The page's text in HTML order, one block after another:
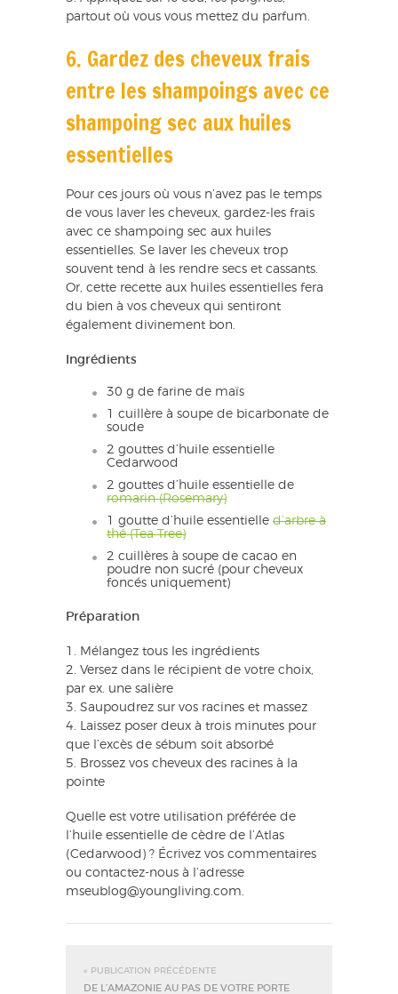
partout où vous vous mettez du parfum.
6. Gardez des cheveux frais
entre les shampoings avec ce
shampoing sec aux huiles
essentielles
Pour ces jours où vous n’avez pas le temps
de vous laver les cheveux, gardez-les frais
avec ce shampoing sec aux huiles
essentielles. Se laver les cheveux trop
souvent tend à les rendre secs et cassants.
Or, cette recette aux huiles essentielles fera
du bien à vos cheveux qui sentiront
également divinement bon.
Ingrédients
30 g de farine de maïs
1 cuillère à soupe de bicarbonate de
soude
2 gouttes d’huile essentielle
Cedarwood
2 gouttes d’huile essentielle de
romarin (Rosemary)
1 goutte d’huile essentielle d’arbre à
thé (Tea Tree)
2 cuillères à soupe de cacao en
poudre non sucré (pour cheveux
foncés uniquement)
Préparation
1. Mélangez tous les ingrédients
2. Versez dans le récipient de votre choix,
par ex. une salière
3. Saupoudrez sur vos racines et massez
4. Laissez poser deux à trois minutes pour
que l’excès de sébum soit absorbé
5. Brossez vos cheveux des racines à la
pointe
Quelle est votre utilisation préférée de
l’huile essentielle de cèdre de l’Atlas
(Cedarwood) ? Écrivez vos commentaires
ou contactez-nous à l’adresse
mseublog@youngliving.com.
« PUBLICATION PRÉCÉDENTE
DE L’AMAZONIE AU PAS DE VOTRE PORTE